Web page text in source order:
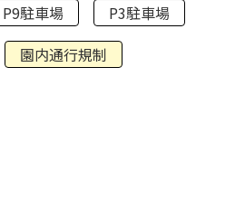
P9駐車場
P3駐車場
園内通行規制